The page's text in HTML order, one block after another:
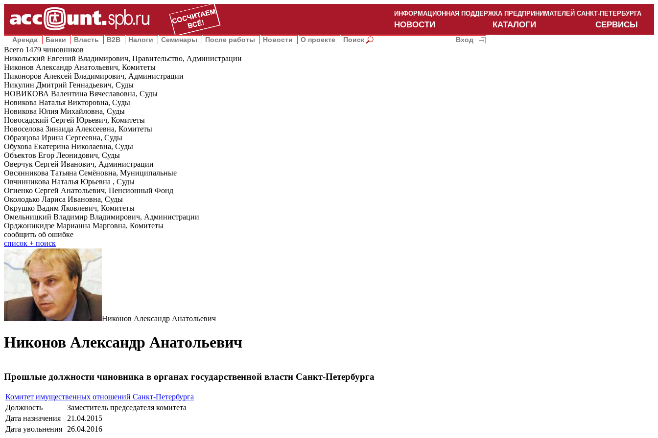
ИНФОРМАЦИОННАЯ ПОДДЕРЖКА ПРЕДПРИНИМАТЕЛЕЙ САНКТ-ПЕТЕРБУРГА
НОВОСТИ КАТАЛОГИ СЕРВИСЫ
Аренда Банки Власть B2B Налоги Семинары После работы Новости О проекте Поиск Вход
Всего 1479 чиновников
Никольский Евгений Владимирович, Правительство, Администрации
Никонов Александр Анатольевич, Комитеты
Никоноров Алексей Владимирович, Администрации
Никулин Дмитрий Геннадьевич, Суды
НОВИКОВА Валентина Вячеславовна, Суды
Новикова Наталья Викторовна, Суды
Новикова Юлия Михайловна, Суды
Новосадский Сергей Юрьевич, Комитеты
Новоселова Зинаида Алексеевна, Комитеты
Образцова Ирина Сергеевна, Суды
Обухова Екатерина Николаевна, Суды
Объектов Егор Леонидович, Суды
Оверчук Сергей Иванович, Администрации
Овсянникова Татьяна Семёновна, Муниципальные
Овчинникова Наталья Юрьевна , Суды
Огиенко Сергей Анатольевич, Пенсионный Фонд
Околодько Лариса Ивановна, Суды
Окрушко Вадим Яковлевич, Комитеты
Омельницкий Владимир Владимирович, Администрации
Орджоникидзе Марианна Марговна, Комитеты
сообщить об ошибке
cписок + поиск
Никонов Александр Анатольевич
Никонов Александр Анатольевич
Прошлые должности чиновника в органах государственной власти Санкт-Петербурга
Комитет имущественных отношений Санкт-Петербурга
Должность
Заместитель председателя комитета
Дата назначения
21.04.2015
Дата увольнения
26.04.2016